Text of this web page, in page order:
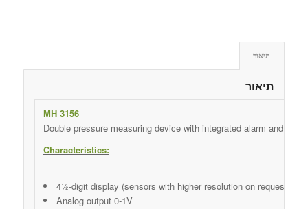
תיאור
תיאור
MH 3156
Double pressure measuring device with integrated alarm and data
Characteristics:
4½-digit display (sensors with higher resolution on request)
Analog output 0-1V